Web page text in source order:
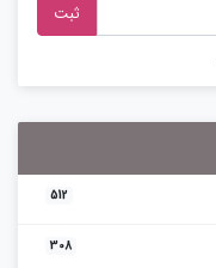
ثبت
512
308